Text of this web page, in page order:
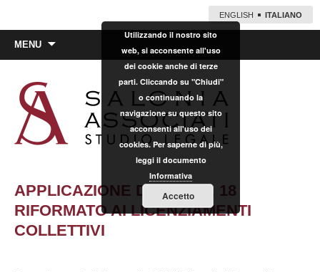
ENGLISH ITALIANO
MENU
APPLICAZIONE DELL’ART. 18
RIFORMATO AI LICENZIAMENTI
COLLETTIVI
Utilizzando il nostro sito
web, si acconsente all'uso
dei cookie anche di terze
parti. Cliccando su "Chiudi"
o continuando la
navigazione su questo sito
acconsenti all'uso dei
cookies. Per saperne di più,
leggi il documento
Informativa
Accetto